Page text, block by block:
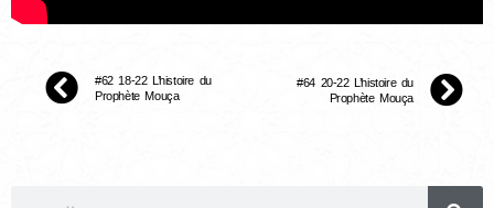
#62 18-22 L’histoire du
Prophète Mouça
#64 20-22 L’histoire du
Prophète Mouça